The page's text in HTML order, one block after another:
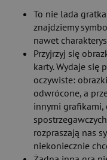
To nie lada
znajdziemy
nawet
Przyjrzyj się
karty. Wydaje się
oczywiste:
odwrócone, a
innymi grafikami,
rozpraszają nas
niekoniecznie